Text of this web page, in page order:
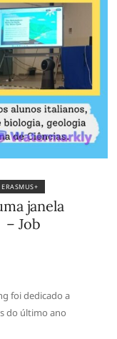
ERASMUS+
janela
Job
foi dedicado a
do último ano